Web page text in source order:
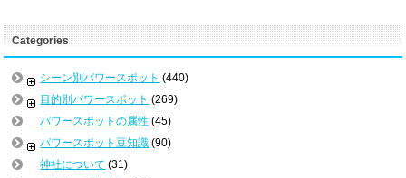
Categories
シーン別パワースポット (440)
目的別パワースポット (269)
パワースポットの属性 (45)
パワースポット豆知識 (90)
神社について (31)